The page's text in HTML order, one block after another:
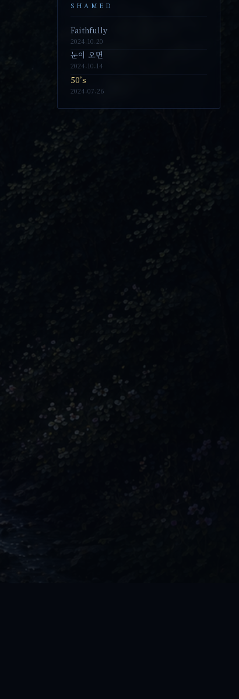
SHAMED
Faithfully
2024.10.20
눈이 오면
2024.10.14
50’s
2024.07.26